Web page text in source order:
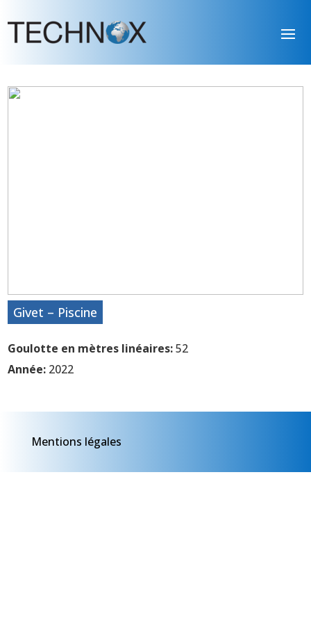
Givet – Piscine
Goulotte en mètres linéaires:52
Année: 2022
Mentions légales